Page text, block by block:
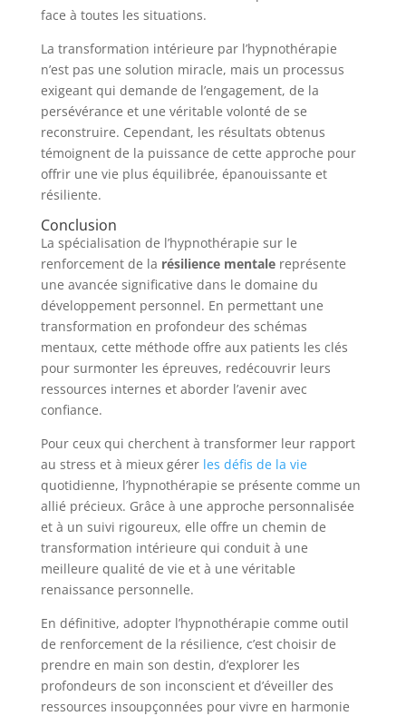
face à toutes les situations.
La transformation intérieure par l’hypnothérapie
n’est pas une solution miracle, mais un processus
exigeant qui demande de l’engagement, de la
persévérance et une véritable volonté de se
reconstruire. Cependant, les résultats obtenus
témoignent de la puissance de cette approche pour
offrir une vie plus équilibrée, épanouissante et
résiliente.
Conclusion
La spécialisation de l’hypnothérapie sur le
renforcement de la résilience mentalereprésente
une avancée significative dans le domaine du
développement personnel. En permettant une
transformation en profondeur des schémas
mentaux, cette méthode offre aux patients les clés
pour surmonter les épreuves, redécouvrir leurs
ressources internes et aborder l’avenir avec
confiance.
Pour ceux qui cherchent à transformer leur rapport
au stress et à mieux gérer les défis de la vie
quotidienne, l’hypnothérapie se présente comme un
allié précieux. Grâce à une approche personnalisée
et à un suivi rigoureux, elle offre un chemin de
transformation intérieure qui conduit à une
meilleure qualité de vie et à une véritable
renaissance personnelle.
En définitive, adopter l’hypnothérapie comme outil
de renforcement de la résilience, c’est choisir de
prendre en main son destin, d’explorer les
profondeurs de son inconscient et d’éveiller des
ressources insoupçonnées pour vivre en harmonie